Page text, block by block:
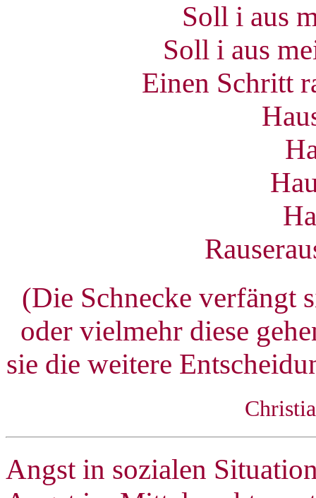
Soll i aus
Soll i aus
Einen Schritt
(Die Schnecke verfängt
oder vielmehr diese
sie die weitere
Angst in sozialen